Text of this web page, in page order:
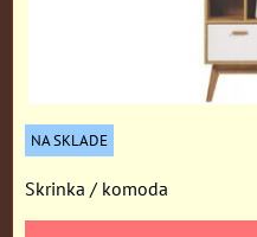
NA SKLADE
Skrinka / komoda